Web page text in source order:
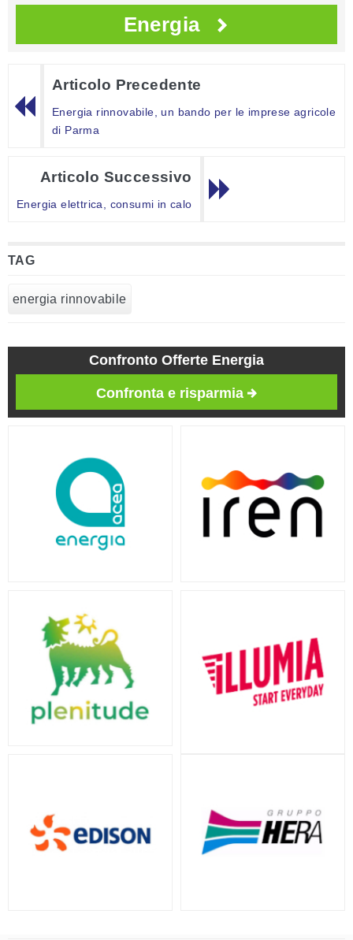
Energia
Articolo Precedente
Energia rinnovabile, un bando per le imprese agricole
di Parma
Articolo Successivo
Energia elettrica, consumi in calo
TAG
energia rinnovabile
Confronto Offerte Energia
Confronta e risparmia